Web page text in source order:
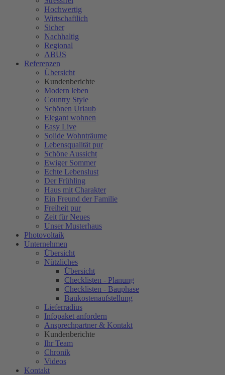
Hochwertig
Wirtschaftlich
Sicher
Nachhaltig
Regional
ABUS
Referenzen
Übersicht
Kundenberichte
Modern leben
Country Style
Schönen Urlaub
Elegant wohnen
Easy Live
Solide Wohnträume
Lebensqualität pur
Schöne Aussicht
Ewiger Sommer
Echte Lebenslust
Der Frühling
Haus mit Charakter
Ein Freund der Familie
Freiheit pur
Zeit für Neues
Unser Musterhaus
Photovoltaik
Unternehmen
Übersicht
Nützliches
Übersicht
Checklisten - Planung
Checklisten - Bauphase
Baukostenaufstellung
Lieferradius
Infopaket anfordern
Ansprechpartner & Kontakt
Kundenberichte
Ihr Team
Chronik
Videos
Kontakt